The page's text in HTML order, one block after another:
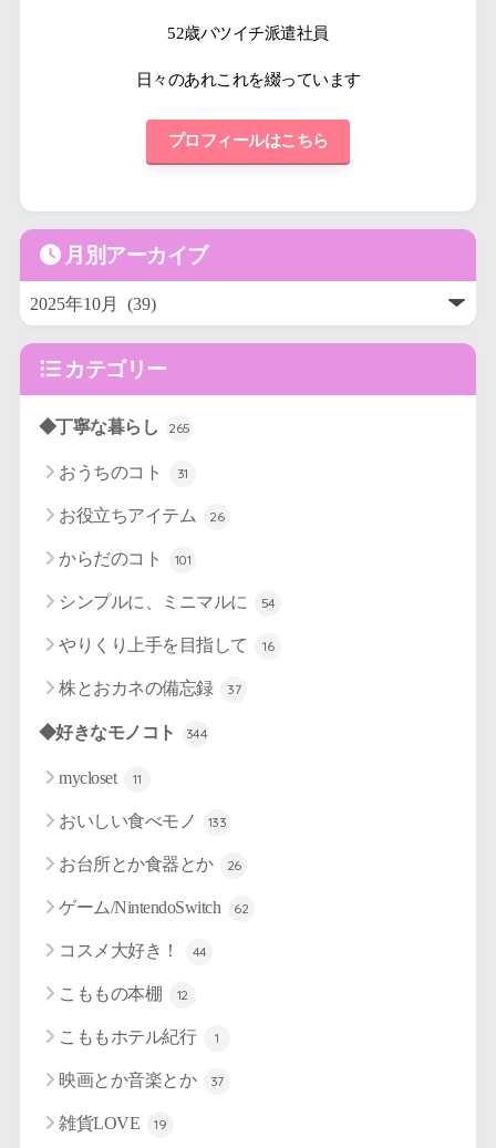
52歳バツイチ派遣社員
日々のあれこれを綴っています
プロフィールはこちら
月別アーカイブ
カテゴリー
◆丁寧な暮らし 265
おうちのコト 31
お役立ちアイテム 26
からだのコト 101
シンプルに、ミニマルに 54
やりくり上手を目指して 16
株とおカネの備忘録 37
◆好きなモノコト 344
mycloset 11
おいしい食べモノ 133
お台所とか食器とか 26
ゲーム/NintendoSwitch 62
コスメ大好き！ 44
こももの本棚 12
こももホテル紀行 1
映画とか音楽とか 37
雑貨LOVE 19